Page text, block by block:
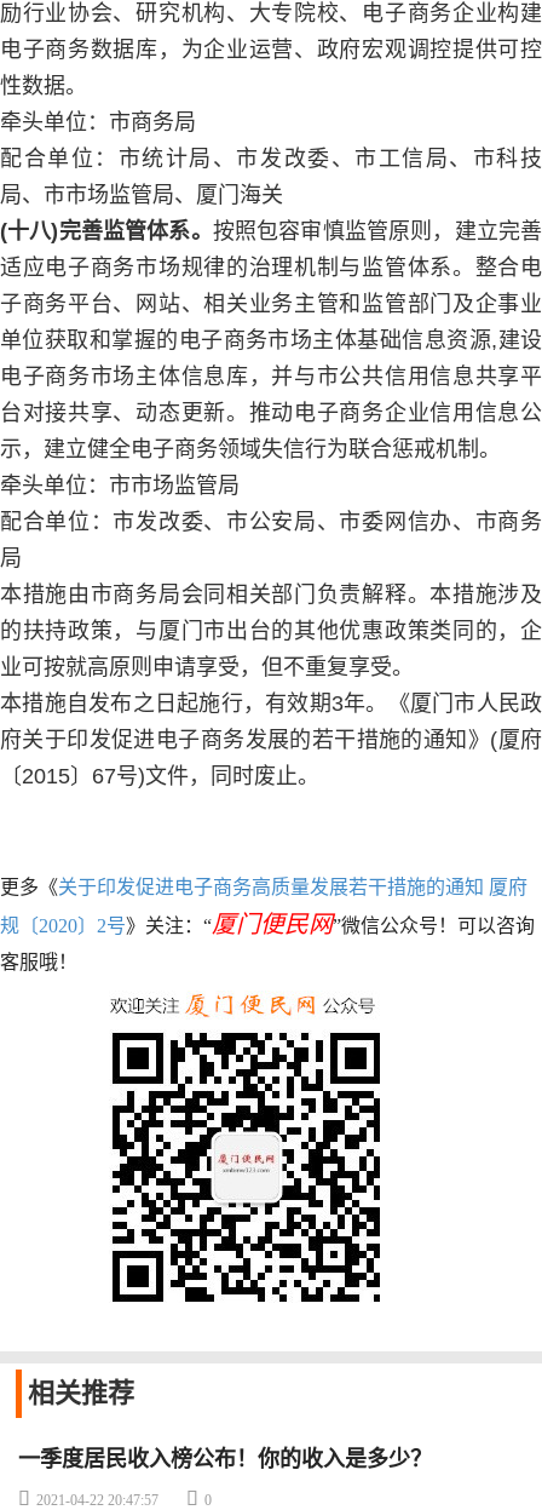
励行业协会、研究机构、大专院校、电子商务企业构建
电子商务数据库，为企业运营、政府宏观调控提供可控
性数据。
牵头单位：市商务局
配合单位：市统计局、市发改委、市工信局、市科技
局、市市场监管局、厦门海关
(十八)完善监管体系。 按照包容审慎监管原则，建立完善
适应电子商务市场规律的治理机制与监管体系。整合电
子商务平台、网站、相关业务主管和监管部门及企事业
单位获取和掌握的电子商务市场主体基础信息资源,建设
电子商务市场主体信息库，并与市公共信用信息共享平
台对接共享、动态更新。推动电子商务企业信用信息公
示，建立健全电子商务领域失信行为联合惩戒机制。
牵头单位：市市场监管局
配合单位：市发改委、市公安局、市委网信办、市商务
局
本措施由市商务局会同相关部门负责解释。本措施涉及
的扶持政策，与厦门市出台的其他优惠政策类同的，企
业可按就高原则申请享受，但不重复享受。
本措施自发布之日起施行，有效期3年。《厦门市人民政
府关于印发促进电子商务发展的若干措施的通知》(厦府
〔2015〕67号)文件，同时废止。
更多《关于印发促进电子商务高质量发展若干措施的通知 厦府
规〔2020〕2号》关注：“厦门便民网”微信公众号！可以咨询
客服哦！
相关推荐
一季度居民收入榜公布！你的收入是多少？
 2021-04-22 20:47:57  0